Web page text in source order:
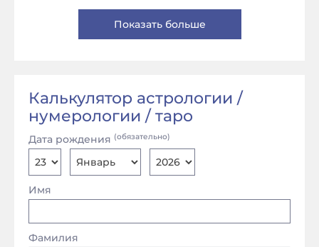
Показать больше
Калькулятор астрологии /
нумерологии / таро
Имя
Фамилия
Дата рождения (обязательно)